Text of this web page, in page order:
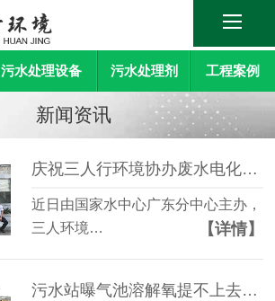
污水处理设备 污水处理剂 工程案例
新闻资讯
庆祝三人行环境协办废水电化学提标技术研讨会顺利召开
近日由国家水中心广东分中心主办，
三人环境…
【详情】
污水站曝气池溶解氧提不上去怎么办？